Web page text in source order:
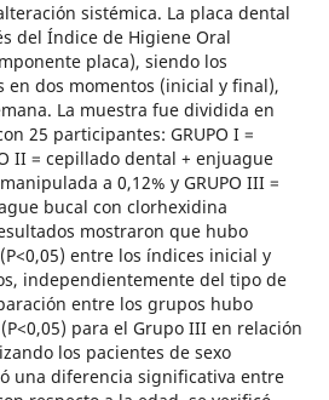
sistémica. La placa dental
del Índice de Higiene Oral
placa), siendo los
en dos momentos (inicial y final),
La muestra fue dividida en
25 participantes: GRUPO I =
II = cepillado dental + enjuague
a 0,12% y GRUPO III =
bucal con clorhexidina
mostraron que hubo
entre los índices inicial y
independientemente del tipo de
entre los grupos hubo
para el Grupo III en relación
los pacientes de sexo
una diferencia significativa entre